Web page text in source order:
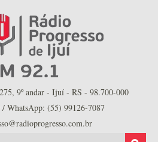
9º andar - Ijuí - RS - 98.700-000
WhatsApp: (55) 99126-7087